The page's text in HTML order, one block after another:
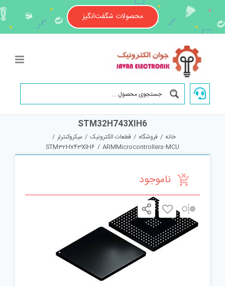
content
محصولات شگفت‌انگیز
STM32H743XIH6
خانه / فروشگاه / قطعات الکترونیک / میکروکنترلر /
ARMMicrocontrollers-MCU
/
STM32H743XIH6
ناموجود